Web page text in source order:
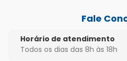
Fale
Horário de atendimento
Todos os dias das 8h às 18h